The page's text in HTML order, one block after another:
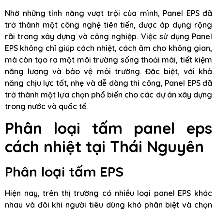
Nhờ những tính năng vượt trội của mình, Panel EPS đã
trở thành một công nghệ tiên tiến, được áp dụng rộng
rãi trong xây dựng và công nghiệp. Việc sử dụng Panel
EPS không chỉ giúp cách nhiệt, cách âm cho không gian,
mà còn tạo ra một môi trường sống thoải mái, tiết kiệm
năng lượng và bảo vệ môi trường. Đặc biệt, với khả
năng chịu lực tốt, nhẹ và dễ dàng thi công, Panel EPS đã
trở thành một lựa chọn phổ biến cho các dự án xây dựng
trong nước và quốc tế.
Phân loại tấm panel eps
cách nhiệt tại Thái Nguyên
Phân loại tấm EPS
Hiện nay, trên thị trường có nhiều loại panel EPS khác
nhau và đôi khi người tiêu dùng khó phân biệt và chọn